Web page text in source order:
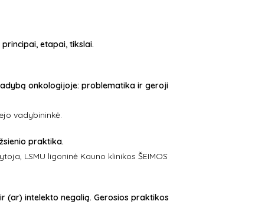
etapai, tikslai.
onkologijoje: problematika ir geroji
vadybininkė.
praktika.
LSMU ligoninė Kauno klinikos ŠEIMOS
(ar) intelekto negalią. Gerosios praktikos